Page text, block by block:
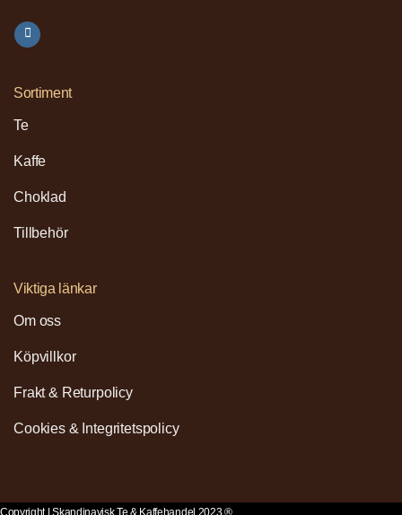
Sortiment
Te
Kaffe
Choklad
Tillbehör
Viktiga länkar
Om oss
Köpvillkor
Frakt & Returpolicy
Cookies & Integritetspolicy
Copyright | Skandinavisk Te & Kaffehandel 2023 ®